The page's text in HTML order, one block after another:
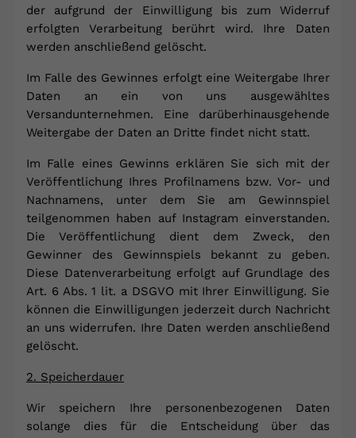
der aufgrund der Einwilligung bis zum Widerruf
erfolgten Verarbeitung berührt wird. Ihre Daten
werden anschließend gelöscht.
Im Falle des Gewinnes erfolgt eine Weitergabe Ihrer
Daten an ein von uns ausgewähltes
Versandunternehmen. Eine darüberhinausgehende
Weitergabe der Daten an Dritte findet nicht statt.
Im Falle eines Gewinns erklären Sie sich mit der
Veröffentlichung Ihres Profilnamens bzw. Vor- und
Nachnamens, unter dem Sie am Gewinnspiel
teilgenommen haben auf Instagram einverstanden.
Die Veröffentlichung dient dem Zweck, den
Gewinner des Gewinnspiels bekannt zu geben.
Diese Datenverarbeitung erfolgt auf Grundlage des
Art. 6 Abs. 1 lit. a DSGVO mit Ihrer Einwilligung. Sie
können die Einwilligungen jederzeit durch Nachricht
an uns widerrufen. Ihre Daten werden anschließend
gelöscht.
2. Speicherdauer
Wir speichern Ihre personenbezogenen Daten
solange dies für die Entscheidung über das